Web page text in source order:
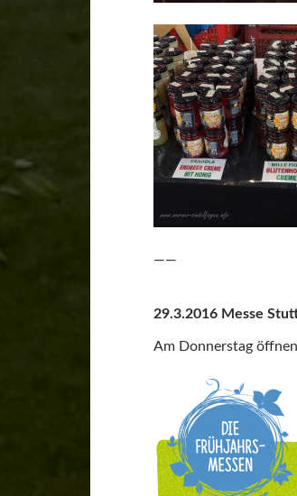
——
29.3.2016 Messe
Am Donnerstag